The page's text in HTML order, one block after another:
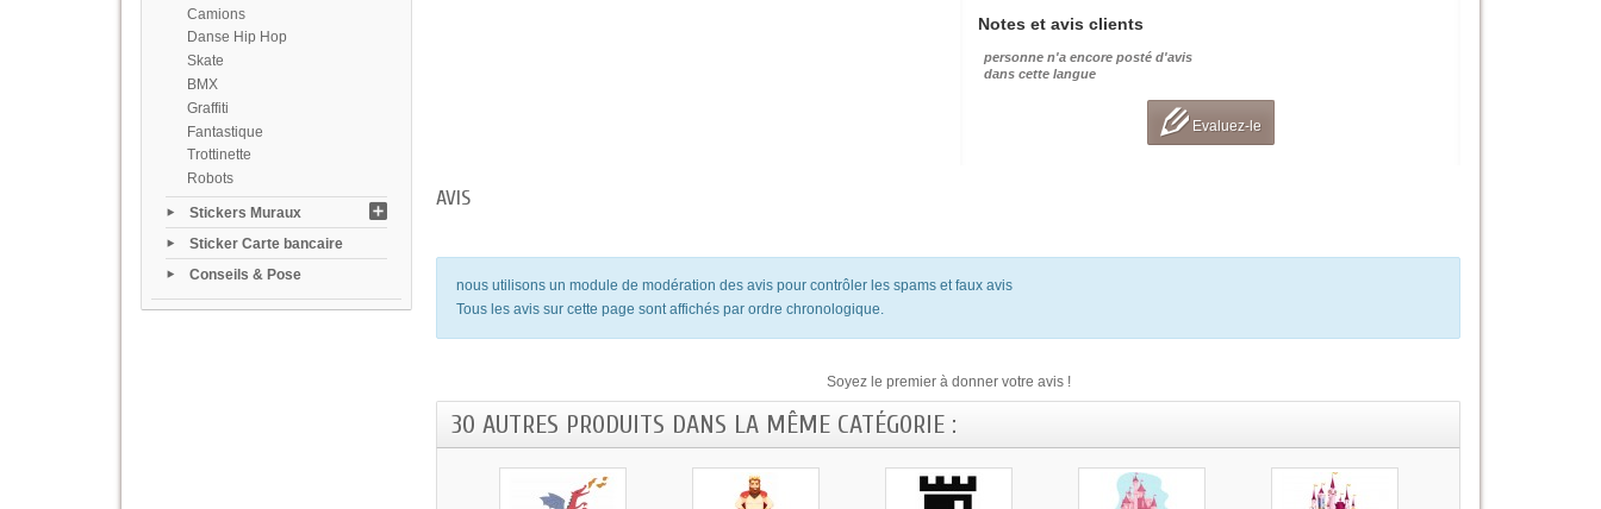
Camions
Danse Hip Hop
Skate
BMX
Graffiti
Fantastique
Trottinette
Robots
Stickers Muraux
Sticker Carte bancaire
Conseils & Pose
Notes et avis clients
personne n'a encore posté d'avis
dans cette langue
Evaluez-le
AVIS
nous utilisons un module de modération des avis pour contrôler les spams et faux avis
Tous les avis sur cette page sont affichés par ordre chronologique.
Soyez le premier à donner votre avis !
30 AUTRES PRODUITS DANS LA MÊME CATÉGORIE :